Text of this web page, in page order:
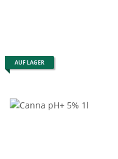
AUF LAGER